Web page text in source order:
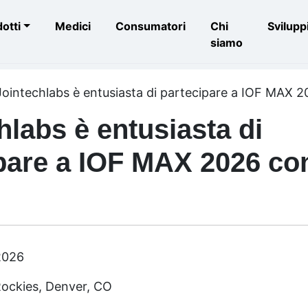
Medici Consumatori
Chi
siamo
è entusiasta di partecipare a IOF MAX
è entusiasta di
a IOF MAX 2026
Denver, CO